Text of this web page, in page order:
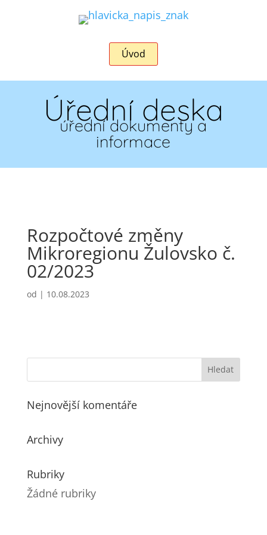
Úvod
Úřední deska
úřední dokumenty a
informace
Rozpočtové změny
Mikroregionu Žulovsko č.
02/2023
od | 10.08.2023
Nejnovější komentáře
Archivy
Rubriky
Žádné rubriky